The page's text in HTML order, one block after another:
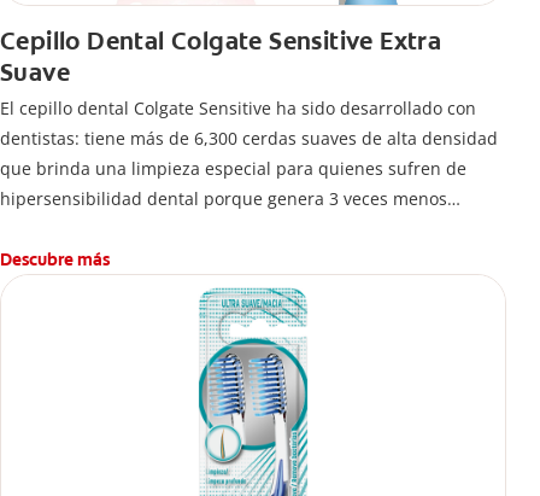
Cepillo Dental Colgate Sensitive Extra
Suave
El cepillo dental Colgate Sensitive ha sido desarrollado con
dentistas: tiene más de 6,300 cerdas suaves de alta densidad
que brinda una limpieza especial para quienes sufren de
hipersensibilidad dental porque genera 3 veces menos
Descubre más